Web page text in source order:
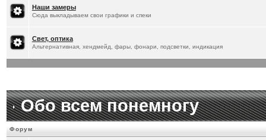
[20.1.2026]Titus:
Наши замеры
Сюда выкладываем свои графики и спеки
Свет, оптика
Альтернативная, хендмейд, фары, фонари, подсветки, индикация
Обо всем понемногу
Форум